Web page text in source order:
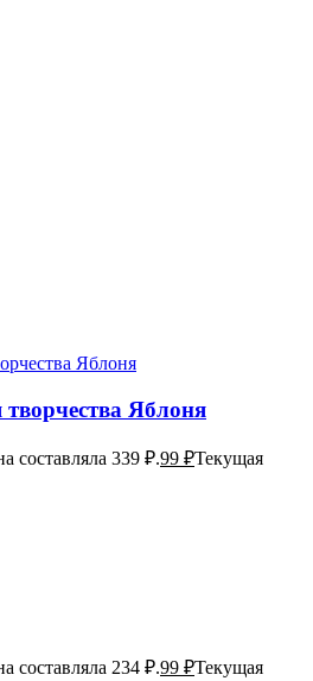
Яблоня
составляла 339 ₽.99 ₽Текущая
составляла 234 ₽.99 ₽Текущая